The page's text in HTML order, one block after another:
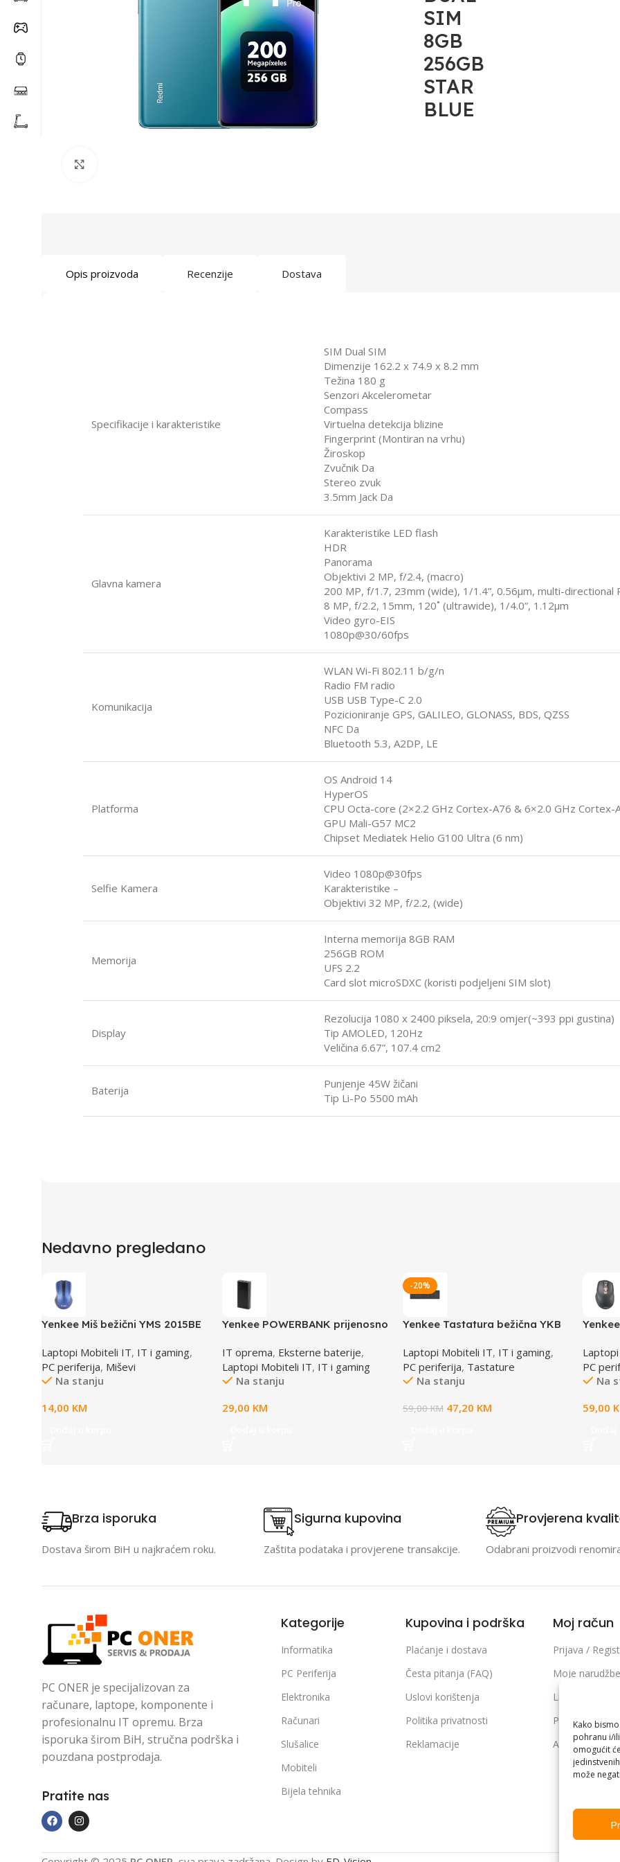
Kako
pohranu i/
omogućit
može
SIM
8GB
256GB
STAR
BLUE
Opis proizvoda Recenzije Dostava
Specifikacije i karakteristike
SIM Dual SIM
Dimenzije 162.2 x 74.9 x 8.2 mm
Težina 180 g
Senzori Akcelerometar
Compass
Virtuelna detekcija blizine
Fingerprint (Montiran na vrhu)
Žiroskop
Zvučnik Da
Stereo zvuk
3.5mm Jack Da
Glavna kamera
Karakteristike LED flash
HDR
Panorama
Objektivi 2 MP, f/2.4, (macro)
200 MP, f/1.7, 23mm (wide), 1/1.4”, 0.56µm, multi-directional
8 MP, f/2.2, 15mm, 120˚ (ultrawide), 1/4.0”, 1.12µm
Video gyro-EIS
1080p@30/60fps
Komunikacija
WLAN Wi-Fi 802.11 b/g/n
Radio FM radio
USB USB Type-C 2.0
Pozicioniranje GPS, GALILEO, GLONASS, BDS, QZSS
NFC Da
Bluetooth 5.3, A2DP, LE
Platforma
OS Android 14
HyperOS
CPU Octa-core (2×2.2 GHz Cortex-A76 & 6×2.0 GHz Cortex-
GPU Mali-G57 MC2
Chipset Mediatek Helio G100 Ultra (6 nm)
Selfie Kamera
Video 1080p@30fps
Karakteristike –
Objektivi 32 MP, f/2.2, (wide)
Memorija
Interna memorija 8GB RAM
256GB ROM
UFS 2.2
Card slot microSDXC (koristi podjeljeni SIM slot)
Display
Rezolucija 1080 x 2400 piksela, 20:9 omjer(~393 ppi gustina)
Tip AMOLED, 120Hz
Veličina 6.67”, 107.4 cm2
Baterija
Punjenje 45W žičani
Tip Li-Po 5500 mAh
Nedavno pregledano
Yenkee Miš bežični YMS 2015BE
Laptopi Mobiteli IT, IT i gaming,
PC periferija, Miševi
Na stanju
14,00 KM
Yenkee POWERBANK prijenosno
IT oprema, Eksterne baterije,
Laptopi Mobiteli IT, IT i gaming
Na stanju
29,00 KM
-20%
Yenkee Tastatura bežična YKB
Laptopi Mobiteli IT, IT i gaming,
PC periferija, Tastature
Na stanju
59,00KM 47,20 KM
PC
Na
59,00
Brza isporuka
Dostava širom BiH u najkraćem roku.
Sigurna kupovina
Zaštita podataka i provjerene transakcije.
Provjerena
Odabrani proizvodi
PC ONER je specijalizovan za
računare, laptope, komponente i
profesionalnu IT opremu. Brza
isporuka širom BiH, stručna podrška i
pouzdana postprodaja.
Pratite nas
Kategorije
Informatika
PC Periferija
Elektronika
Računari
Slušalice
Mobiteli
Bijela tehnika
Kupovina i podrška
Plaćanje i dostava
Česta pitanja (FAQ)
Uslovi korištenja
Politika privatnosti
Reklamacije
Moj račun
Prijava /
Moje narudžbe
Lista želja
Poređenje
Adrese i